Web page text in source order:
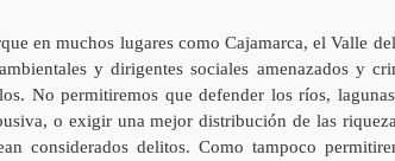
en muchos lugares como Cajamarca, el Valle
y dirigentes sociales amenazados y
No permitiremos que defender los ríos,
o exigir una mejor distribución de las
considerados delitos. Como tampoco